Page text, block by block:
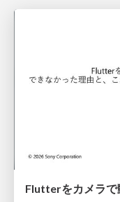
Flutterをカメラで